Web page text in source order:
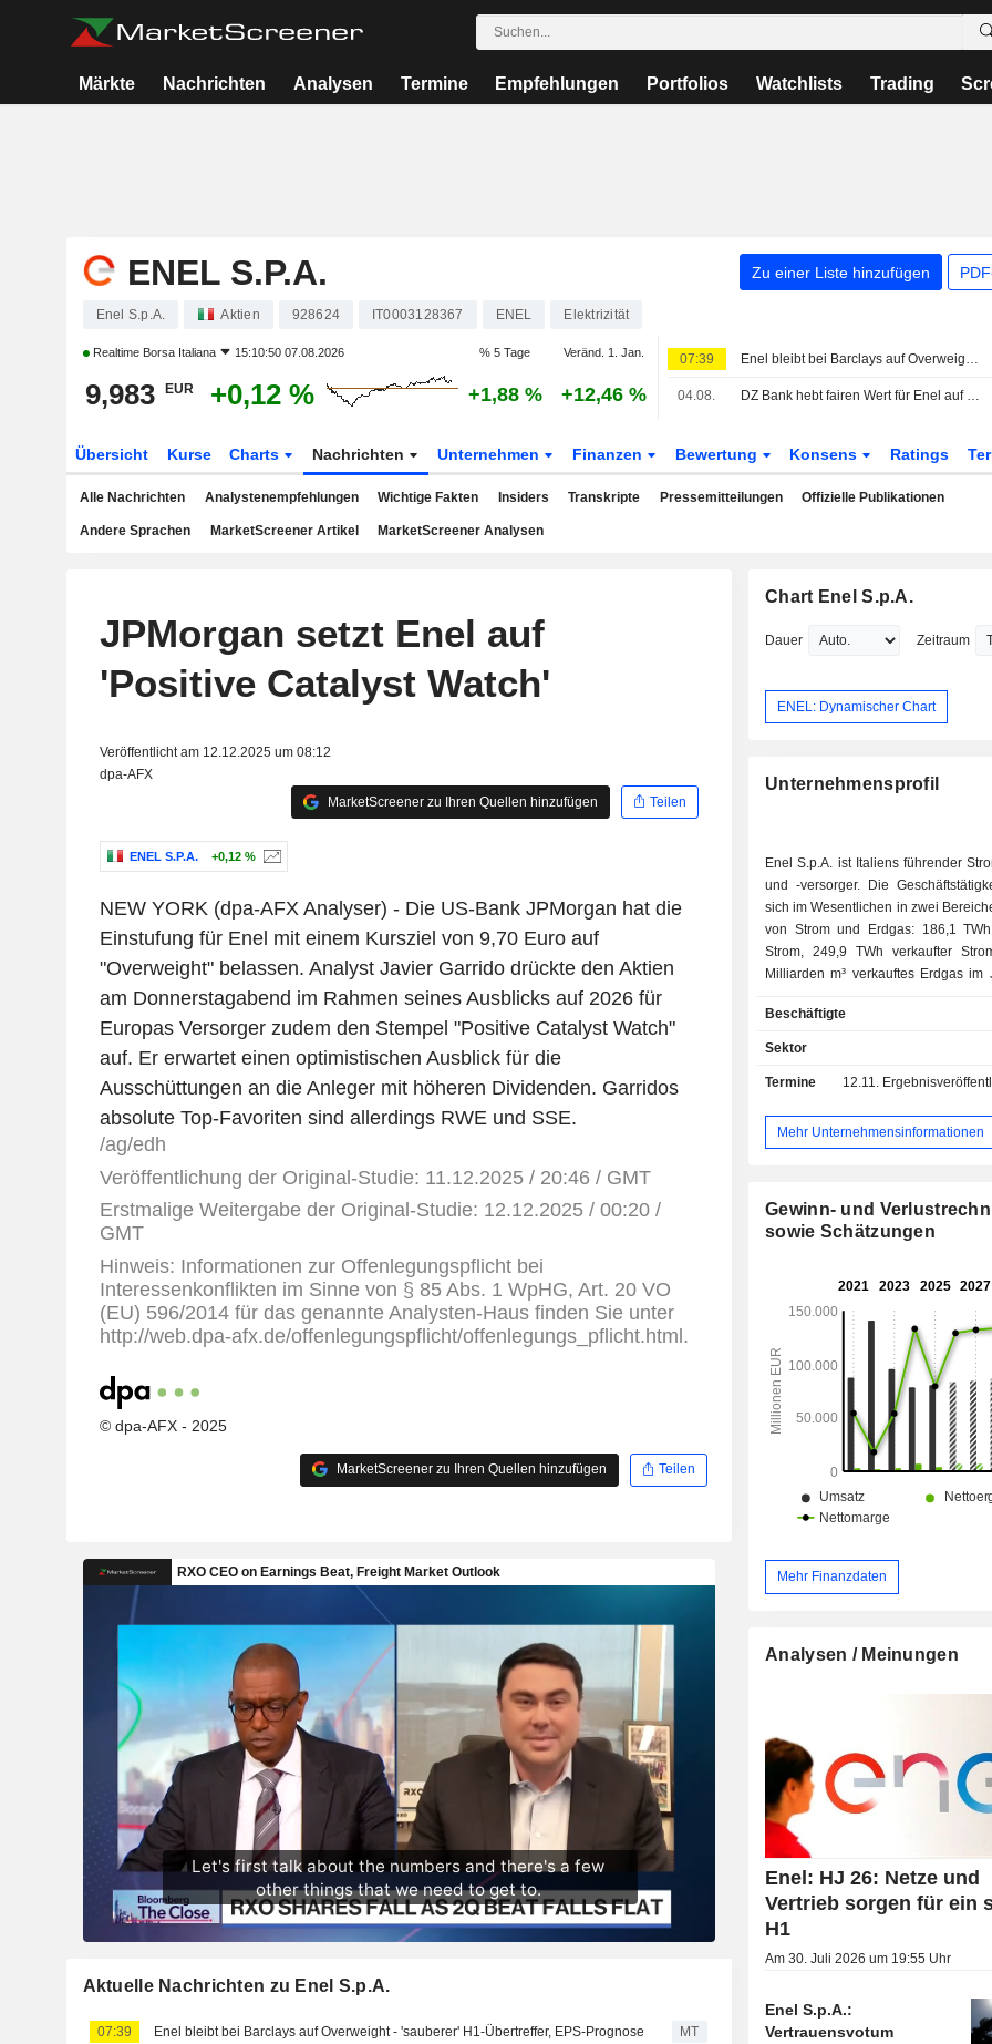
Märkte Nachrichten Analysen Termine Empfehlungen Portfolios Watchlists Trading
ENEL S.P.A. Zu einer Liste hinzufügen
Enel S.p.A. Aktien 928624 IT0003128367 ENEL Elektrizität
Realtime Borsa Italiana 15:10:50 07.08.2026 % 5 Tage Veränd. 1. Jan.
9,983 EUR +0,12 % +1,88 % +12,46 %
07:39 Enel bleibt bei Barclays auf Overweight - 'sauberer' H1-Übertreffer, EPS-Prognose für GJ26 angehoben
04.08. DZ Bank hebt fairen Wert für Enel auf 11 Euro - 'Kaufen'
Übersicht Kurse Charts Nachrichten Unternehmen Finanzen Bewertung Konsens Ratings
Alle Nachrichten Analystenempfehlungen Wichtige Fakten Insiders Transkripte Pressemitteilungen Offizielle Publikationen
Andere Sprachen MarketScreener Artikel MarketScreener Analysen
JPMorgan setzt Enel auf
'Positive Catalyst Watch'
Veröffentlicht am 12.12.2025 um 08:12
dpa-AFX
MarketScreener zu Ihren Quellen hinzufügen
Teilen
ENEL S.P.A. +0,12 %
NEW YORK (dpa-AFX Analyser) - Die US-Bank JPMorgan hat die
Einstufung für Enel mit einem Kursziel von 9,70 Euro auf
"Overweight" belassen. Analyst Javier Garrido drückte den Aktien
am Donnerstagabend im Rahmen seines Ausblicks auf 2026 für
Europas Versorger zudem den Stempel "Positive Catalyst Watch"
auf. Er erwartet einen optimistischen Ausblick für die
Ausschüttungen an die Anleger mit höheren Dividenden. Garridos
absolute Top-Favoriten sind allerdings RWE und SSE.
/ag/edh
Veröffentlichung der Original-Studie: 11.12.2025 / 20:46 / GMT
Erstmalige Weitergabe der Original-Studie: 12.12.2025 / 00:20 /
GMT
Hinweis: Informationen zur Offenlegungspflicht bei
Interessenkonflikten im Sinne von § 85 Abs. 1 WpHG, Art. 20 VO
(EU) 596/2014 für das genannte Analysten-Haus finden Sie unter
http://web.dpa-afx.de/offenlegungspflicht/offenlegungs_pflicht.html.
© dpa-AFX - 2025
MarketScreener zu Ihren Quellen hinzufügen Teilen
Aktuelle Nachrichten zu Enel S.p.A.
07:39
Enel bleibt bei Barclays auf Overweight - 'sauberer' H1-Übertreffer, EPS-Prognose
MT
Chart Enel S.p.A.
Dauer Zeitraum
ENEL: Dynamischer Chart
Unternehmensprofil
Enel S.p.A. ist Italiens führender
und -versorger. Die
sich im Wesentlichen in zwei Bereiche: -
von Strom und Erdgas: 186,1
Strom, 249,9 TWh verkaufter
Milliarden m³ verkauftes Erdgas im
Bereich Engineering und
Stromerzeugungsanlagen und -
übertragener Strom im Jahr 2025.
Stromübertragungsnetz von 1.881.651
Nettoumsatz verteilt sich
(0,4 %).
Beschäftigte
Sektor
Termine 12.11.
Mehr Unternehmensinformationen
Gewinn- und
sowie Schätzungen
Mehr Finanzdaten
Analysen / Meinungen
Enel: HJ 26: Netze und
Vertrieb sorgen für ein
H1
Am 30. Juli 2026 um 19:55 Uhr
Enel S.p.A.:
Vertrauensvotum